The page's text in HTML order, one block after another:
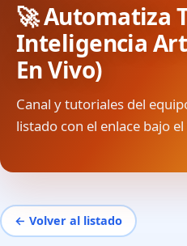
🚀 Automatiza
Inteligencia
En Vivo)
Canal y tutoriales del
listado con el enlace bajo
← Volver al listado